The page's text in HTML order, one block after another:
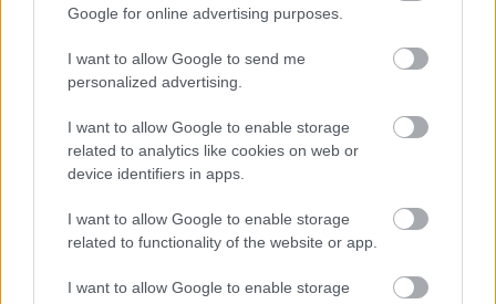
Google for online advertising purposes.
I want to allow Google to send me
personalized advertising.
I want to allow Google to enable storage
related to analytics like cookies on web or
device identifiers in apps.
I want to allow Google to enable storage
related to functionality of the website or app.
I want to allow Google to enable storage